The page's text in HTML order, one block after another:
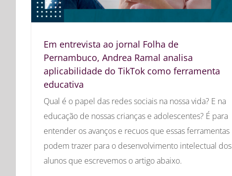
Em entrevista ao jornal Folha de
Pernambuco, Andrea Ramal analisa
aplicabilidade do TikTok como ferramenta
educativa
Qual é o papel das redes sociais na nossa vida? E na
educação de nossas crianças e adolescentes? É para
entender os avanços e recuos que essas ferramentas
podem trazer para o desenvolvimento intelectual dos
alunos que escrevemos o artigo abaixo.